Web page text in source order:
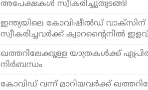
അപേക്ഷകള്‍ സ്വീകരിച്ചുതുടങ്ങി
ഇന്ത്യയിലെ കോവിഷീല്‍ഡ്
സ്വീകരിച്ചവര്‍ക്ക് ക്വാറന്റൈനില്‍
ഖത്തറിലേക്കുള്ള യാത്രകള്‍ക്ക്
നിര്‍ബന്ധം
കോവിഡ് വന്ന് മാറിയവര്‍ക്ക്